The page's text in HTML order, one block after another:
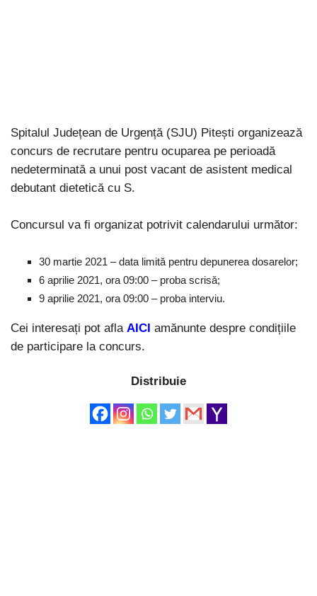
Spitalul Județean de Urgență (SJU) Pitești organizează
concurs de recrutare pentru ocuparea pe perioadă
nedeterminată a unui post vacant de asistent medical
debutant dietetică cu S.
Concursul va fi organizat potrivit calendarului următor:
30 martie 2021 – data limită pentru depunerea dosarelor;
6 aprilie 2021, ora 09:00 – proba scrisă;
9 aprilie 2021, ora 09:00 – proba interviu.
Cei interesați pot afla AICI amănunte despre condițiile
de participare la concurs.
Distribuie